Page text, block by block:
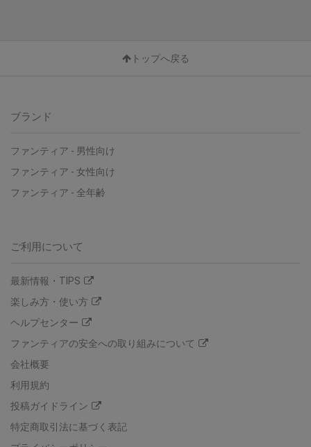
トップへ戻る
ブランド
ファンティア - 男性向け
ファンティア - 女性向け
ファンティア - 全年齢
ご利用について
最新情報・TIPS
楽しみ方・使い方
ヘルプセンター
ファンティアの安全への取り組みについて
会社概要
利用規約
投稿ガイドライン
特定商取引法に基づく表記